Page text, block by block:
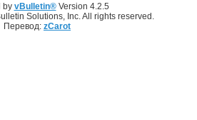
by vBulletin®Version 4.2.5
Solutions, Inc. All rights reserved.
Перевод: zCarot